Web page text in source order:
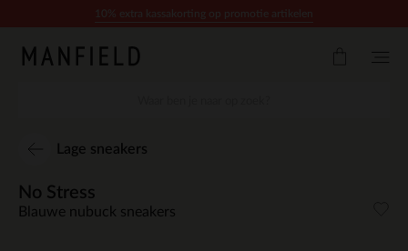
Lage sneakers
No Stress
Blauwe nubuck sneakers